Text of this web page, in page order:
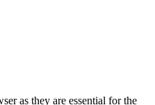
as they are essential for the